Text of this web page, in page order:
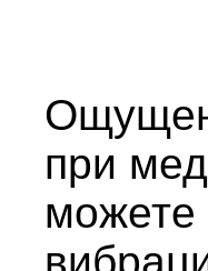
при
можете